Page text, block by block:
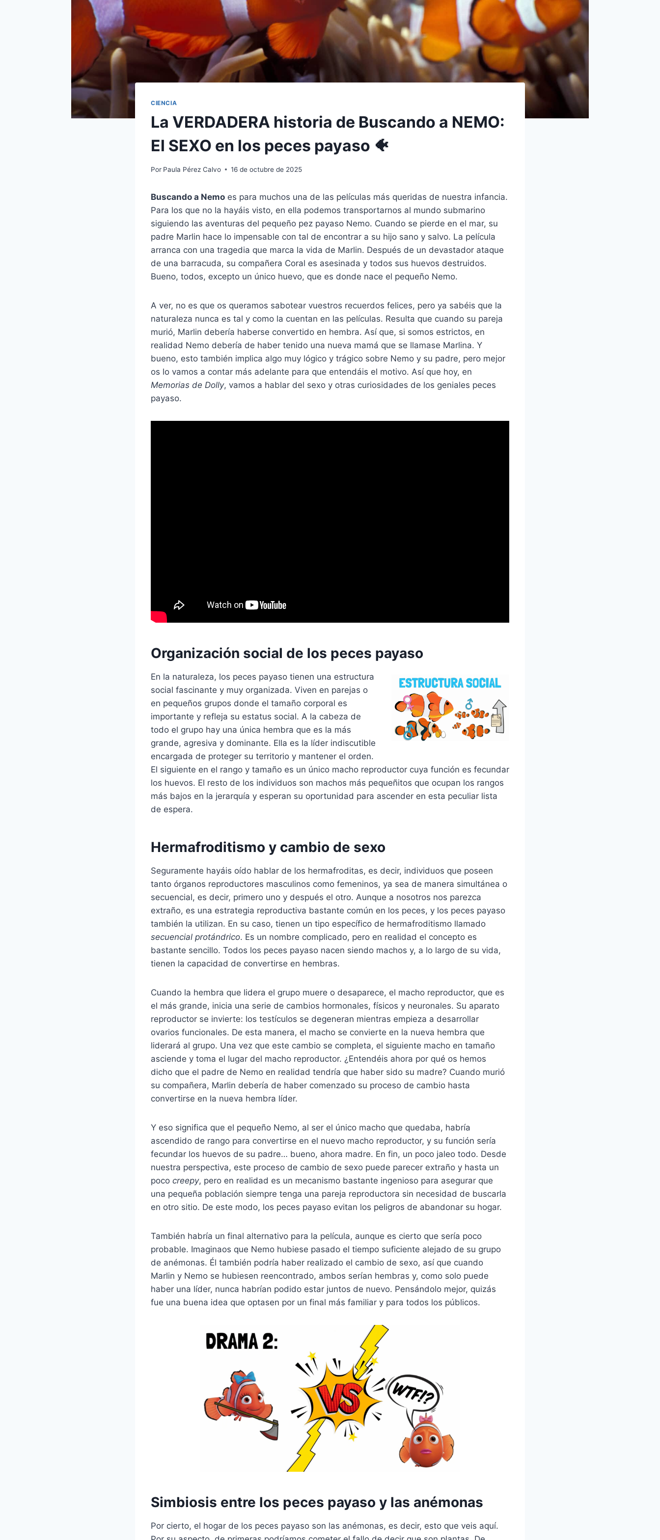
CIENCIA
La VERDADERA historia de Buscando a NEMO:
El SEXO en los peces payaso 🐠
Por Paula Pérez Calvo 16 de octubre de 2025
Buscando a Nemo es para muchos una de las películas más queridas de nuestra infancia.
Para los que no la hayáis visto, en ella podemos transportarnos al mundo submarino
siguiendo las aventuras del pequeño pez payaso Nemo. Cuando se pierde en el mar, su
padre Marlin hace lo impensable con tal de encontrar a su hijo sano y salvo. La película
arranca con una tragedia que marca la vida de Marlin. Después de un devastador ataque
de una barracuda, su compañera Coral es asesinada y todos sus huevos destruidos.
Bueno, todos, excepto un único huevo, que es donde nace el pequeño Nemo.
A ver, no es que os queramos sabotear vuestros recuerdos felices, pero ya sabéis que la
naturaleza nunca es tal y como la cuentan en las películas. Resulta que cuando su pareja
murió, Marlin debería haberse convertido en hembra. Así que, si somos estrictos, en
realidad Nemo debería de haber tenido una nueva mamá que se llamase Marlina. Y
bueno, esto también implica algo muy lógico y trágico sobre Nemo y su padre, pero mejor
os lo vamos a contar más adelante para que entendáis el motivo. Así que hoy, en
Memorias de Dolly, vamos a hablar del sexo y otras curiosidades de los geniales peces
payaso.
Organización social de los peces payaso
En la naturaleza, los peces payaso tienen una estructura
social fascinante y muy organizada. Viven en parejas o
en pequeños grupos donde el tamaño corporal es
importante y refleja su estatus social. A la cabeza de
todo el grupo hay una única hembra que es la más
grande, agresiva y dominante. Ella es la líder indiscutible
encargada de proteger su territorio y mantener el orden.
El siguiente en el rango y tamaño es un único macho reproductor cuya función es fecundar
los huevos. El resto de los individuos son machos más pequeñitos que ocupan los rangos
más bajos en la jerarquía y esperan su oportunidad para ascender en esta peculiar lista
de espera.
Hermafroditismo y cambio de sexo
Seguramente hayáis oído hablar de los hermafroditas, es decir, individuos que poseen
tanto órganos reproductores masculinos como femeninos, ya sea de manera simultánea o
secuencial, es decir, primero uno y después el otro. Aunque a nosotros nos parezca
extraño, es una estrategia reproductiva bastante común en los peces, y los peces payaso
también la utilizan. En su caso, tienen un tipo específico de hermafroditismo llamado
secuencial protándrico. Es un nombre complicado, pero en realidad el concepto es
bastante sencillo. Todos los peces payaso nacen siendo machos y, a lo largo de su vida,
tienen la capacidad de convertirse en hembras.
Cuando la hembra que lidera el grupo muere o desaparece, el macho reproductor, que es
el más grande, inicia una serie de cambios hormonales, físicos y neuronales. Su aparato
reproductor se invierte: los testículos se degeneran mientras empieza a desarrollar
ovarios funcionales. De esta manera, el macho se convierte en la nueva hembra que
liderará al grupo. Una vez que este cambio se completa, el siguiente macho en tamaño
asciende y toma el lugar del macho reproductor. ¿Entendéis ahora por qué os hemos
dicho que el padre de Nemo en realidad tendría que haber sido su madre? Cuando murió
su compañera, Marlin debería de haber comenzado su proceso de cambio hasta
convertirse en la nueva hembra líder.
Y eso significa que el pequeño Nemo, al ser el único macho que quedaba, habría
ascendido de rango para convertirse en el nuevo macho reproductor, y su función sería
fecundar los huevos de su padre… bueno, ahora madre. En fin, un poco jaleo todo. Desde
nuestra perspectiva, este proceso de cambio de sexo puede parecer extraño y hasta un
poco creepy, pero en realidad es un mecanismo bastante ingenioso para asegurar que
una pequeña población siempre tenga una pareja reproductora sin necesidad de buscarla
en otro sitio. De este modo, los peces payaso evitan los peligros de abandonar su hogar.
También habría un final alternativo para la película, aunque es cierto que sería poco
probable. Imaginaos que Nemo hubiese pasado el tiempo suficiente alejado de su grupo
de anémonas. Él también podría haber realizado el cambio de sexo, así que cuando
Marlin y Nemo se hubiesen reencontrado, ambos serían hembras y, como solo puede
haber una líder, nunca habrían podido estar juntos de nuevo. Pensándolo mejor, quizás
fue una buena idea que optasen por un final más familiar y para todos los públicos.
Simbiosis entre los peces payaso y las anémonas
Por cierto, el hogar de los peces payaso son las anémonas, es decir, esto que veis aquí.